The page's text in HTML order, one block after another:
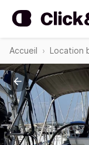
Accueil Location